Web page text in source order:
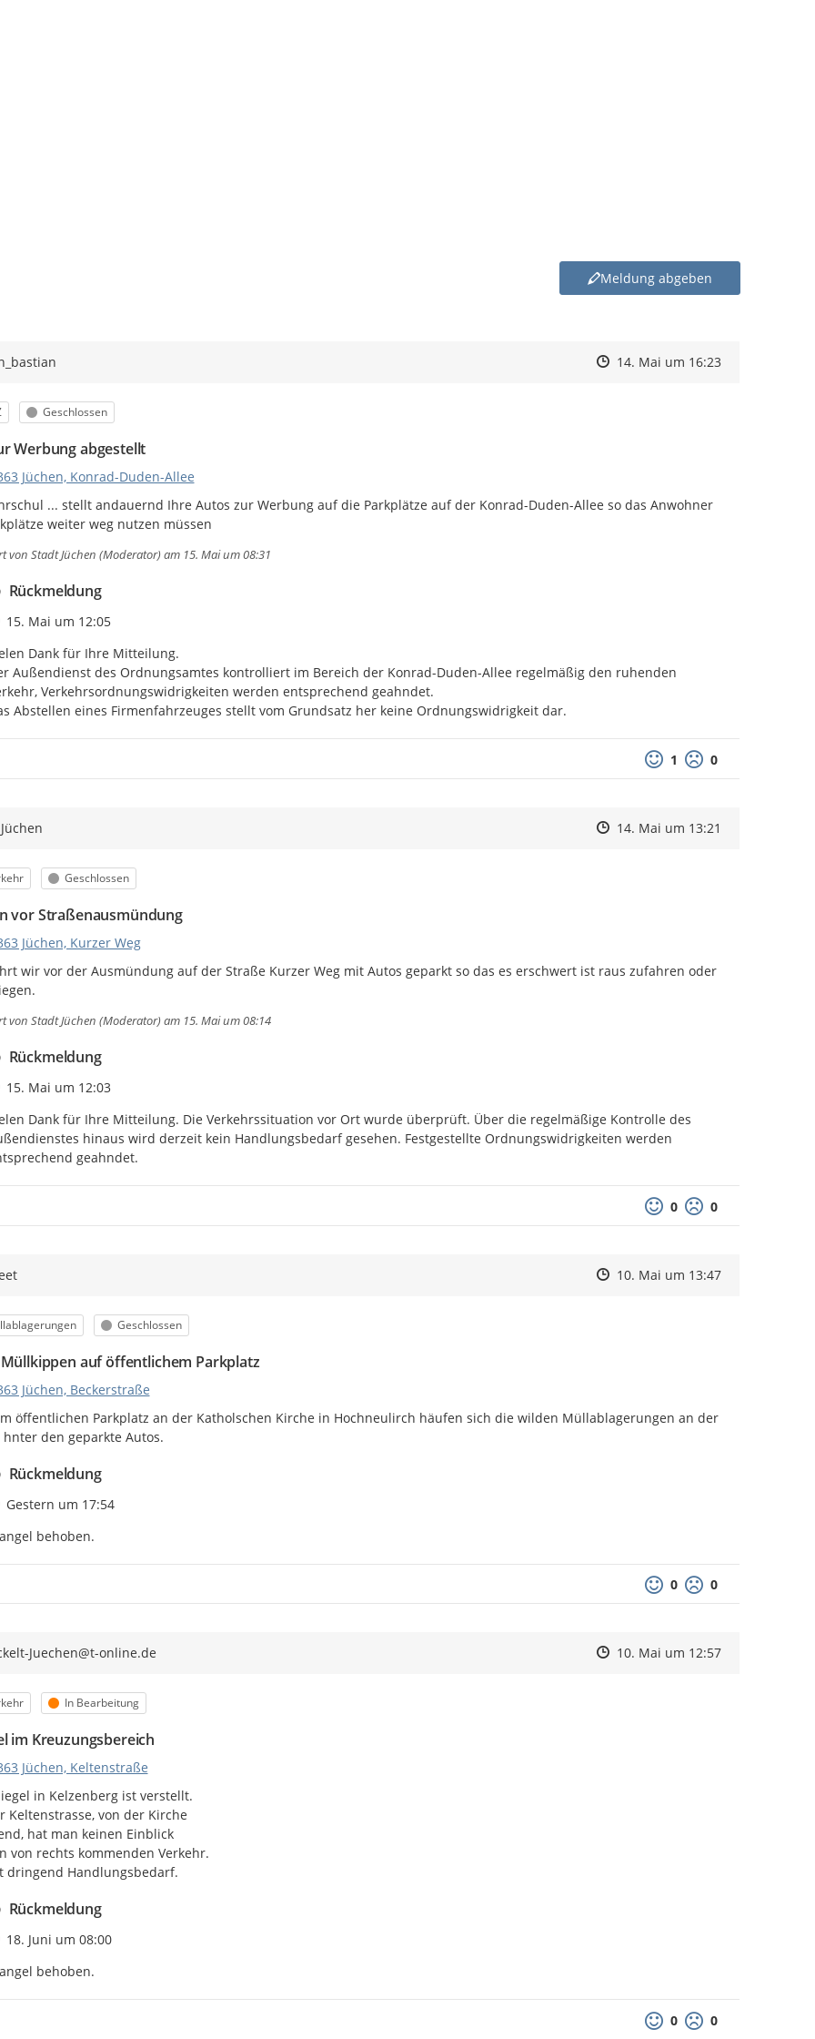
Meldung abgeben
Zeitpunkt des Erstellens
Zeitpunkt des Erstellens
14. Mai um 16:23Zur Äußerung
Status
Geschlossen
Werbung abgestellt
Jüchen, Konrad-Duden-Allee
... stellt andauernd Ihre Autos zur Werbung auf die Parkplätze auf der Konrad-Duden-Allee so das Anwohner
weiter weg nutzen müssen
von Stadt Jüchen (Moderator)am 15. Mai um 08:31
Rückmeldung
Zeitpunkt des Erstellens
15. Mai um 12:05
Dank für Ihre Mitteilung.
Außendienst des Ordnungsamtes kontrolliert im Bereich der Konrad-Duden-Allee regelmäßig den ruhenden
Verkehrsordnungswidrigkeiten werden entsprechend geahndet.
Abstellen eines Firmenfahrzeuges stellt vom Grundsatz her keine Ordnungswidrigkeit dar.
1 0
Zeitpunkt des Erstellens
Zeitpunkt des Erstellens
14. Mai um 13:21
Status
Geschlossen
vor Straßenausmündung
Jüchen, Kurzer Weg
wir vor der Ausmündung auf der Straße Kurzer Weg mit Autos geparkt so das es erschwert ist raus zufahren oder
von Stadt Jüchen (Moderator)am 15. Mai um 08:14
Rückmeldung
Zeitpunkt des Erstellens
15. Mai um 12:03
Dank für Ihre Mitteilung. Die Verkehrssituation vor Ort wurde überprüft. Über die regelmäßige Kontrolle des
hinaus wird derzeit kein Handlungsbedarf gesehen. Festgestellte Ordnungswidrigkeiten werden
geahndet.
0 0
Zeitpunkt des Erstellens
Zeitpunkt des Erstellens
10. Mai um 13:47Zur Äußerung
Status
Geschlossen
auf öffentlichem Parkplatz
Jüchen, Beckerstraße
öffentlichen Parkplatz an der Katholschen Kirche in Hochneulirch häufen sich die wilden Müllablagerungen an der
hnter den geparkte Autos.
Rückmeldung
Zeitpunkt des Erstellens
Gestern um 17:54
behoben.
0 0
Juechen@t-online.de Zeitpunkt des Erstellens
Zeitpunkt des Erstellens
10. Mai um 12:57Zur Äußerung
Status
In Bearbeitung
im Kreuzungsbereich
Jüchen, Keltenstraße
in Kelzenberg ist verstellt.
Keltenstrasse, von der Kirche
hat man keinen Einblick
von rechts kommenden Verkehr.
dringend Handlungsbedarf.
Rückmeldung
Zeitpunkt des Erstellens
18. Juni um 08:00
behoben.
0 0